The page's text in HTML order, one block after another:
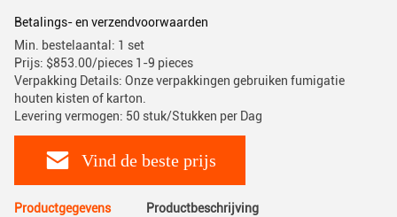
Betalings- en verzendvoorwaarden
Min. bestelaantal: 1 set
Prijs: $853.00/pieces 1-9 pieces
Verpakking Details: Onze verpakkingen gebruiken fumigatie
houten kisten of karton.
Levering vermogen: 50 stuk/Stukken per Dag
Vind de beste prijs
Productgegevens Productbeschrijving